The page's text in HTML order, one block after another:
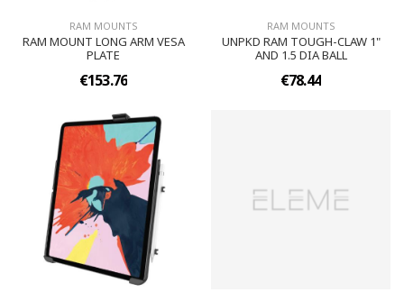
RAM MOUNTS
RAM MOUNT LONG ARM VESA
PLATE
€153.76
RAM MOUNTS
UNPKD RAM TOUGH-CLAW 1"
AND 1.5 DIA BALL
€78.44